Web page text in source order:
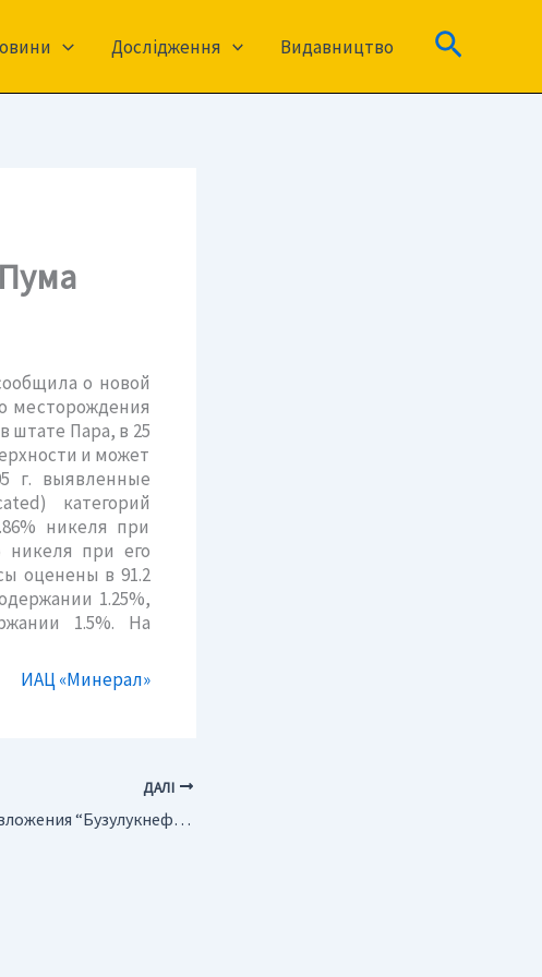
Дослідження Видавництво Пошук
о новой
месторождения
штате Пара, в 25
и может
г. выявленные
категорий
никеля при
при его
оценены в 91.2
1.25%,
1.5%. На
ИАЦ «Минерал»
ДАЛІ
Россия. Капвложения “Бузулукнефти” в 2005 г. составят 1,8 млрд руб.